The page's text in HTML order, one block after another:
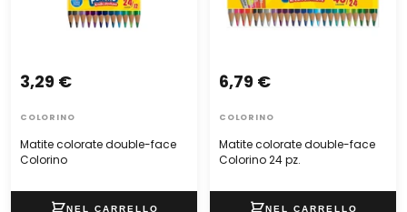
Matite colorate double-face
Colorino
3,29 €
COLORINO
Matite colorate double-face
Colorino 24 pz.
6,79 €
COLORINO